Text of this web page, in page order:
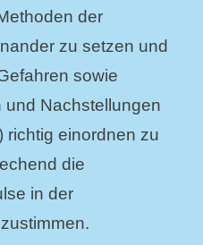
der
zu setzen und
sowie
und Nachstellungen
richtig einordnen zu
die
in der